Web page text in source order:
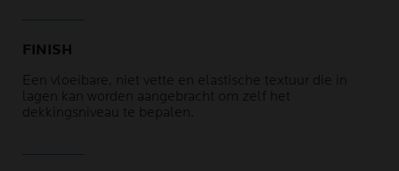
FINISH
Een vloeibare, niet vette en elastische textuur die in
lagen kan worden aangebracht om zelf het
dekkingsniveau te bepalen.